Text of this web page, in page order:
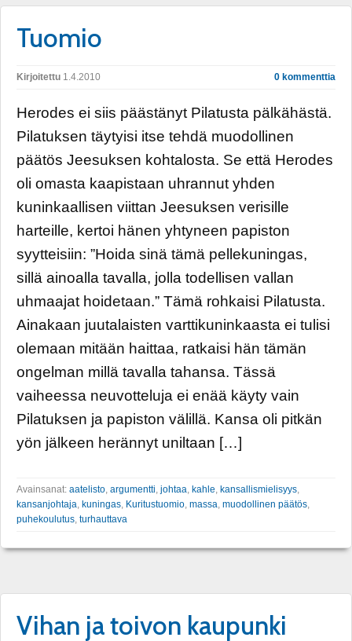
Tuomio
Kirjoitettu 1.4.2010 0 kommenttia
Herodes ei siis päästänyt Pilatusta pälkähästä.
Pilatuksen täytyisi itse tehdä muodollinen
päätös Jeesuksen kohtalosta. Se että Herodes
oli omasta kaapistaan uhrannut yhden
kuninkaallisen viittan Jeesuksen verisille
harteille, kertoi hänen yhtyneen papiston
syytteisiin: ”Hoida sinä tämä pellekuningas,
sillä ainoalla tavalla, jolla todellisen vallan
uhmaajat hoidetaan.” Tämä rohkaisi Pilatusta.
Ainakaan juutalaisten varttikuninkaasta ei tulisi
olemaan mitään haittaa, ratkaisi hän tämän
ongelman millä tavalla tahansa. Tässä
vaiheessa neuvotteluja ei enää käyty vain
Pilatuksen ja papiston välillä. Kansa oli pitkän
yön jälkeen herännyt uniltaan […]
Avainsanat: aatelisto argumentti johtaa kahle kansallismielisyys
kansanjohtaja kuningas Kuritustuomio massa muodollinen päätös
puhekoulutus turhauttava
Vihan ja toivon kaupunki